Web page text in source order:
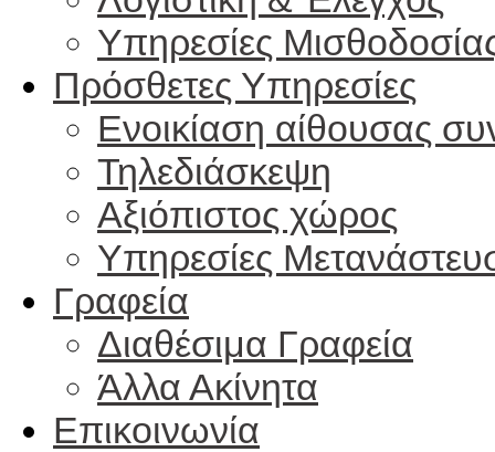
Υπηρεσίες
Πρόσθετες Υπηρεσίες
Ενοικίαση αίθουσας
Τηλεδιάσκεψη
Αξιόπιστος χώρος
Υπηρεσίες
Γραφεία
Διαθέσιμα Γραφεία
Άλλα Ακίνητα
Επικοινωνία